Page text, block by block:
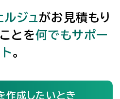
ルジュ がお見積もり
とを何でもサポー
ト。
作成したいとき